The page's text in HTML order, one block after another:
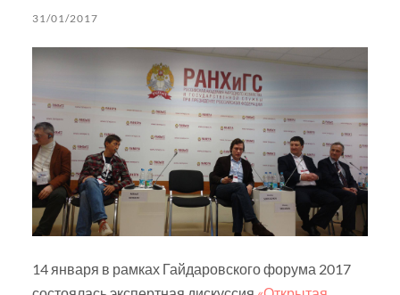
31/01/2017
14 января в рамках Гайдаровского форума 2017